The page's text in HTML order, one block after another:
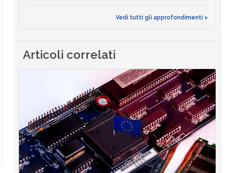
Vedi tutti gli approfondimenti >
Articoli correlati